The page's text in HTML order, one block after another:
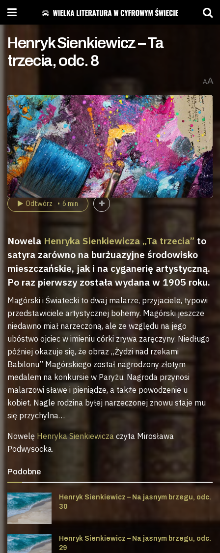
Henryk Sienkiewicz – Ta
trzecia, odc. 8
AA
Odtwórz 6 min
Nowela Henryka Sienkiewicza „Ta trzecia” to
satyra zarówno na burżuazyjne środowisko
mieszczańskie, jak i na cyganerię artystyczną.
Po raz pierwszy została wydana w 1905 roku.
Magórski i Światecki to dwaj malarze, przyjaciele, typowi
przedstawiciele artystycznej bohemy. Magórski jeszcze
niedawno miał narzeczoną, ale ze względu na jego
ubóstwo ojciec w imieniu córki zrywa zaręczyny. Niedługo
później okazuje się, że obraz „Żydzi nad rzekami
Babilonu” Magórskiego został nagrodzony złotym
medalem na konkursie w Paryżu. Nagroda przynosi
malarzowi sławę i pieniądze, a także powodzenie u
kobiet. Nagle rodzina byłej narzeczonej znowu staje mu
się przychylna…
Nowelę Henryka Sienkiewicza czyta Mirosława
Podwysocka.
Podobne
Henryk Sienkiewicz – Na jasnym brzegu, odc.
30
Henryk Sienkiewicz – Na jasnym brzegu, odc.
29